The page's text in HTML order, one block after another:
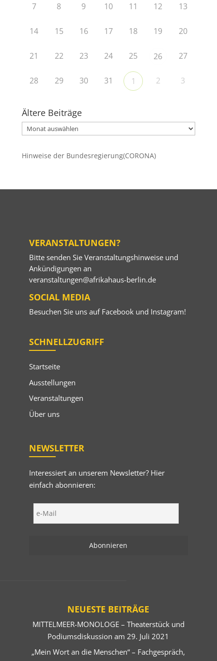
7 8 9 10 11 12 13
14 15 16 17 18 19 20
21 22 23 24 25 26 27
28 29 30 31 1 2 3
Ältere Beiträge
Ältere
Beiträge
Hinweise der Bundesregierung(CORONA)
VERANSTALTUNGEN?
Bitte senden Sie Veranstaltungshinweise und
Ankündigungen an
veranstaltungen@afrikahaus-berlin.de
SOCIAL MEDIA
Besuchen Sie uns auf Facebookund Instagram!
SCHNELLZUGRIFF
Startseite
Ausstellungen
Veranstaltungen
Über uns
NEWSLETTER
Interessiert an unserem Newsletter? Hier
einfach abonnieren:
NEUESTE BEITRÄGE
MITTELMEER-MONOLOGE – Theaterstück und
Podiumsdiskussion am 29. Juli 2021
„Mein Wort an die Menschen“ – Fachgespräch,